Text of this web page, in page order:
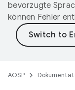
bevorzugte
können Fehler
AOSP